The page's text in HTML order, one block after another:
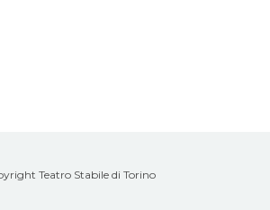
Teatro Stabile di Torino